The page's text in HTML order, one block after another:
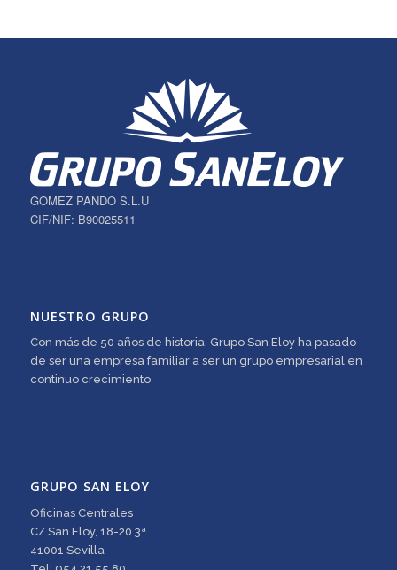
GOMEZ PANDO S.L.U
CIF/NIF: B90025511
NUESTRO GRUPO
Con más de 50 años de historia, Grupo San Eloy ha pasado
de ser una empresa familiar a ser un grupo empresarial en
continuo crecimiento
GRUPO SAN ELOY
Oficinas Centrales
C/ San Eloy, 18-20 3ª
41001 Sevilla